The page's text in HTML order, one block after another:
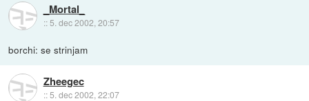
_Mortal_
:: 5. dec 2002, 20:57
borchi: se strinjam
Zheegec
::5. dec 2002, 22:07